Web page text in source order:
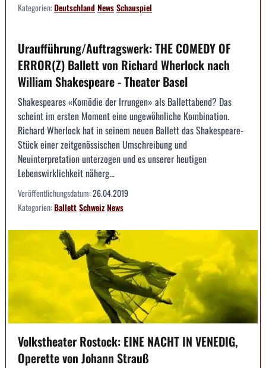
Kategorien:DeutschlandNewsSchauspiel
Uraufführung/Auftragswerk: THE COMEDY OF
ERROR(Z) Ballett von Richard Wherlock nach
William Shakespeare - Theater Basel
Shakespeares «Komödie der Irrungen» als Ballettabend? Das
scheint im ersten Moment eine ungewöhnliche Kombination.
Richard Wherlock hat in seinem neuen Ballett das Shakespeare-
Stück einer zeitgenössischen Umschreibung und
Neuinterpretation unterzogen und es unserer heutigen
Lebenswirklichkeit näherg...
Veröffentlichungsdatum:26.04.2019
Kategorien:BallettSchweizNews
Volkstheater Rostock: EINE NACHT IN VENEDIG,
Operette von Johann Strauß